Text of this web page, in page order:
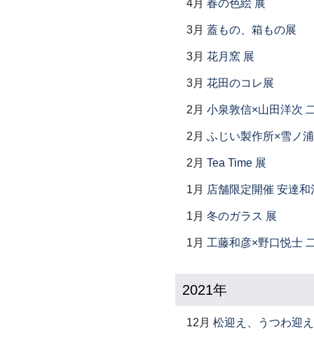
4月 春の色絵 展
3月 蓋もの、箱もの展
3月 花月窯 展
3月 花田のコレ展
2月 小泉敦信×山田洋次
2月 ふじい製作所×雪ノ
2月 Tea Time 展
1月 店舗限定開催 安達和
1月 冬のガラス 展
1月 工藤和彦×野口悦士
2021年
12月 松迎え、うつわ迎